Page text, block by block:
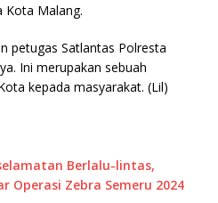
Kota Malang.
petugas Satlantas Polresta
Ini merupakan sebuah
kepada masyarakat. (Lil)
Berlalu-lintas,
Operasi Zebra Semeru 2024